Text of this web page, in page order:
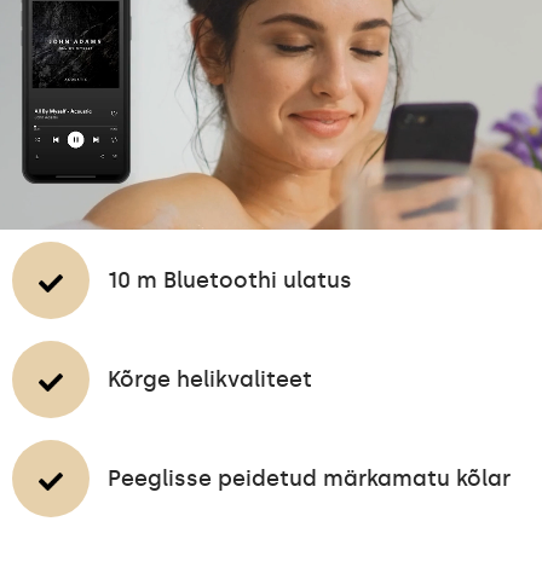
10 m Bluetoothi ulatus
Kõrge helikvaliteet
Peeglisse peidetud märkamatu kõlar